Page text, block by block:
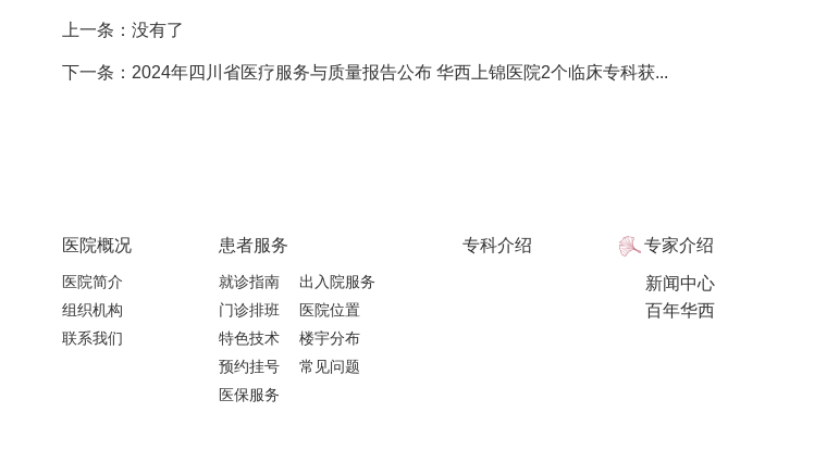
上一条：没有了
下一条：2024年四川省医疗服务与质量报告公布 华西上锦医院2个临床专科获...
医院概况
医院简介
组织机构
联系我们
患者服务
就诊指南
门诊排班
特色技术
预约挂号
医保服务
出入院服务
医院位置
楼宇分布
常见问题
专科介绍 专家介绍
新闻中心
百年华西